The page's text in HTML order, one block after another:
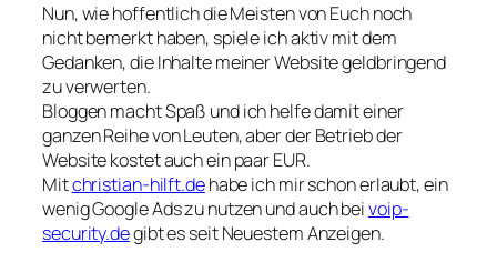
Nun, wie hoffentlich die Meisten von Euch noch
nicht bemerkt haben, spiele ich aktiv mit dem
Gedanken, die Inhalte meiner Website geldbringend
zu verwerten.
Bloggen macht Spaß und ich helfe damit einer
ganzen Reihe von Leuten, aber der Betrieb der
Website kostet auch ein paar EUR.
Mitchristian-hilft.dehabe ich mir schon erlaubt, ein
wenig Google Ads zu nutzen und auch beivoip-
security.degibt es seit Neuestem Anzeigen.